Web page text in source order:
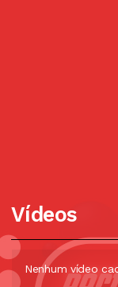
Vídeos
Nenhum vídeo